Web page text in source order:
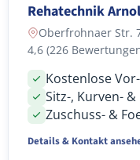
Rehatechnik
Oberfrohnaer Str.
4,6 (226
Kostenlose
Sitz-, Kurven-
Zuschuss- &
Details & Kontakt